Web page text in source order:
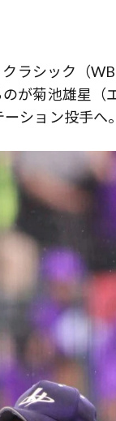
ラシック（
が菊池雄星（
ション投手